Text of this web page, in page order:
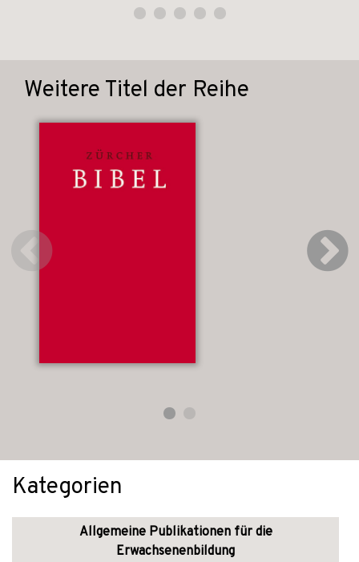
Weitere Titel der Reihe
Kategorien
Allgemeine Publikationen für die
Erwachsenenbildung